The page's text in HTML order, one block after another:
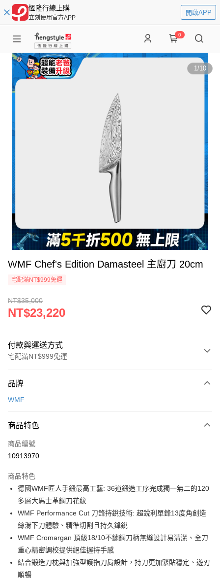
恆隆行線上購
立刻使用官方APP
開啟APP
0
1/10
WMF Chef's Edition Damasteel 主廚刀 20cm
宅配滿NT$999免運
NT$35,000
NT$23,220
付款與運送方式
宅配滿NT$999免運
信用卡一次付款
3 期 0 利率 每期
合作金庫商業銀行
上海商業儲蓄銀行
臺灣中小企業銀行
匯豐（台灣）商業銀行
華泰商業銀行
聯邦商業銀行
元大商業銀行
永豐商業銀行
玉山商業銀行
星展（台灣）商業銀行
台灣樂天信用卡公司
合作金庫商業銀行
上海商業儲蓄銀行
國泰世華商業銀行
兆豐國際商業銀行
匯豐（台灣）商業銀行
聯邦商業銀行
遠東國際商業銀行
元大商業銀行
永豐商業銀行
玉山商業銀行
星展（台灣）商業銀行
台新國際商業銀行
即享券
LINE Pay
Apple Pay
街口支付
Google Pay
ATM付款
運送方式
品牌
WMF
商品特色
商品編號
10913970
商品特色
德國WMF匠人手鍛最高工藝: 36道鍛造工序完成獨一無二的120
多層大馬士革鋼刀花紋
WMF Performance Cut 刀鋒持銳技術: 超銳利單鋒13度角創造
絲滑下刀體驗、精準切割且持久鋒銳
WMF Cromargan 頂級18/10不鏽鋼刀柄無縫設計易清潔、全刀
重心精密調校提供絕佳握持手感
結合鍛造刀枕與加強型護指刀肩設計，持刀更加緊貼穩定、遊刃
順暢